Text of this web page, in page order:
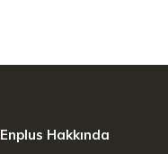
Enplus Hakkında